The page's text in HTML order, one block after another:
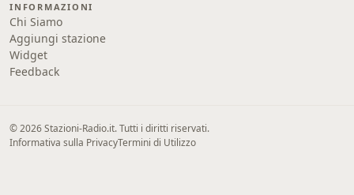
INFORMAZIONI
Chi Siamo
Aggiungi stazione
Widget
Feedback
© 2026 Stazioni-Radio.it. Tutti i diritti riservati.
Informativa sulla PrivacyTermini di Utilizzo